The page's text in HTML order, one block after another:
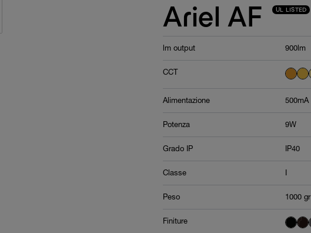
Ariel AF UL LISTED
lm output 900lm
CCT
Alimentazione 500mA
Potenza 9W
Grado IP IP40
Classe
Peso 1000 gr
Finiture